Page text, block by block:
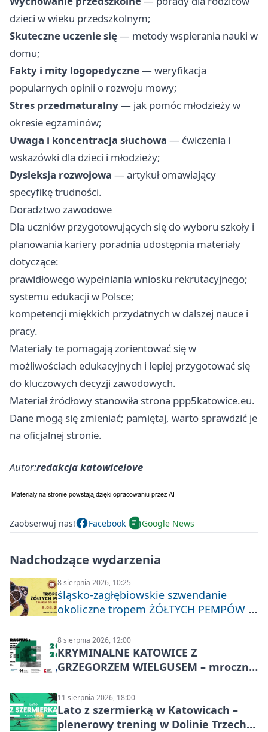
dzieci w wieku przedszkolnym;
Skuteczne uczenie się— metody wspierania nauki w
domu;
Fakty i mity logopedyczne— weryfikacja
popularnych opinii o rozwoju mowy;
Stres przedmaturalny— jak pomóc młodzieży w
okresie egzaminów;
Uwaga i koncentracja słuchowa — ćwiczenia i
wskazówki dla dzieci i młodzieży;
Dysleksja rozwojowa — artykuł omawiający
specyfikę trudności.
Doradztwo zawodowe
Dla uczniów przygotowujących się do wyboru szkoły i
planowania kariery poradnia udostępnia materiały
dotyczące:
prawidłowego wypełniania wniosku rekrutacyjnego;
systemu edukacji w Polsce;
kompetencji miękkich przydatnych w dalszej nauce i
pracy.
Materiały te pomagają zorientować się w
możliwościach edukacyjnych i lepiej przygotować się
do kluczowych decyzji zawodowych.
Materiał źródłowy stanowiła strona ppp5katowice.eu.
Dane mogą się zmieniać; pamiętaj, warto sprawdzić je
na oficjalnej stronie.
Autor:redakcja katowicelove
Zaobserwuj nas! Facebook Google News
Nadchodzące wydarzenia
8 sierpnia 2026, 10:25
śląsko-zagłębiowskie szwendanie
okoliczne tropem ŻÓŁTYCH PEMPÓW z
8 sierpnia 2026, 12:00
KRYMINALNE KATOWICE Z
GRZEGORZEM WIELGUSEM – mroczne
11 sierpnia 2026, 18:00
Lato z szermierką w Katowicach –
plenerowy trening w Dolinie Trzech